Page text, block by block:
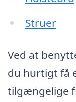
Struer
Ved at
du hurtigt få
tilgængelige